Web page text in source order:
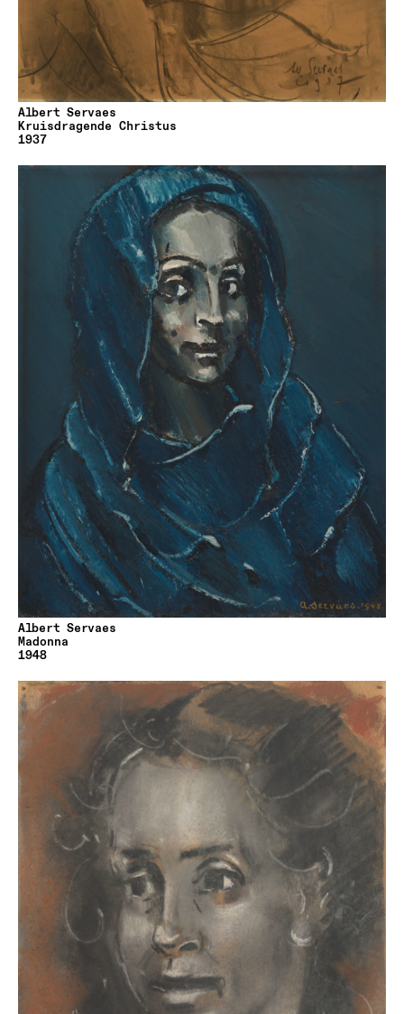
Albert Servaes
Kruisdragende Christus
1937
Albert Servaes
Madonna
1948